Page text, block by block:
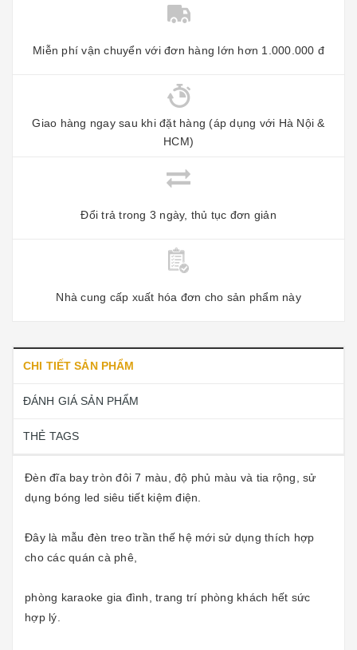
Miễn phí vận chuyển với đơn hàng lớn hơn 1.000.000 đ
Giao hàng ngay sau khi đặt hàng (áp dụng với Hà Nội &
HCM)
Đổi trả trong 3 ngày, thủ tục đơn giản
Nhà cung cấp xuất hóa đơn cho sản phẩm này
CHI TIẾT SẢN PHẨM
ĐÁNH GIÁ SẢN PHẨM
THẺ TAGS
Đèn đĩa bay tròn đôi 7 màu, độ phủ màu và tia rộng, sử
dụng bóng led siêu tiết kiệm điện.
Đây là mẫu đèn treo trần thế hệ mới sử dụng thích hợp
cho các quán cà phê,
phòng karaoke gia đình, trang trí phòng khách hết sức
hợp lý.